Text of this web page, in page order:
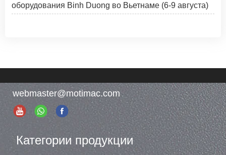
оборудования Binh Duong во Вьетнаме (6-9 августа)
webmaster@motimac.com
Категории продукции